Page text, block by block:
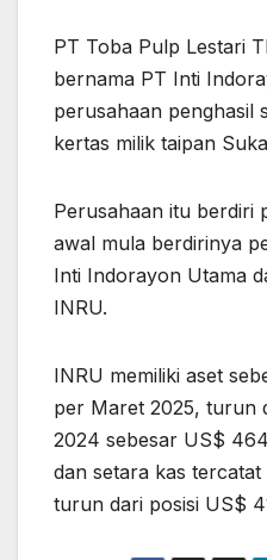
PT Toba Pulp Lestari
bernama PT Inti
perusahaan penghasil
kertas milik taipan
Perusahaan itu berdiri
awal mula berdirinya
Inti Indorayon Utama
INRU.
INRU memiliki aset
per Maret 2025, turun
2024 sebesar US$
dan setara kas
turun dari posisi US$